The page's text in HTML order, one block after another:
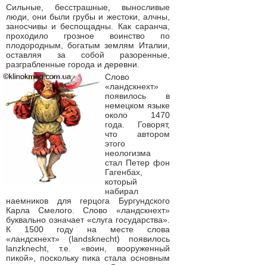
Сильные, бесстрашные, выносливые
люди, они были грубы и жестоки, алчны,
заносчивы и беспощадны. Как саранча,
проходило грозное воинство по
плодородным, богатым землям Италии,
оставляя за собой разоренные,
разграбленные города и деревни.
Слово
«ландскнехт»
появилось в
немецком языке
около 1470
года. Говорят,
что автором
этого
неологизма
стал Петер фон
Гагенбах,
который
набирал
наемников для герцога Бургундского
Карла Смелого. Слово «ландскнехт»
буквально означает «слуга государства».
К 1500 году на месте слова
«ландскнехт» (landsknecht) появилось
lanzknecht, т.е. «воин, вооруженный
пикой», поскольку пика стала основным